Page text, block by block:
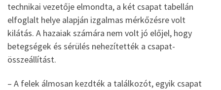
technikai vezetője elmondta, a két csapat tabellán
elfoglalt helye alapján izgalmas mérkőzésre volt
kilátás. A hazaiak számára nem volt jó előjel, hogy
betegségek és sérülés nehezítették a csapat-
összeállítást.
– A felek álmosan kezdték a találkozót, egyik csapat